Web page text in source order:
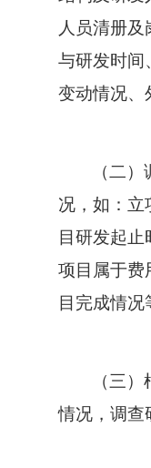
人员清册
与研发时间
变动情况、
（二
况，如：立
目研发起止
项目属于费
目完成情况
（三
情况，调查